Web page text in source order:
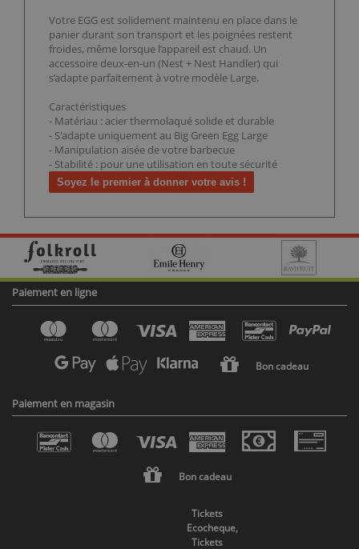
Votre EGG est solidement maintenu en place dans le
panier durant son transport et les poignées restent
froides, même lorsque l’appareil est chaud. Un
accessoire deux-en-un (Nest + Nest Handler) qui
s’adapte parfaitement à votre modèle Large.
Caractéristiques
- Matériau : acier thermolaqué solide et durable
- S'adapte uniquement au Big Green Egg Large
- Manipulation aisée de votre barbecue
- Stabilité : pour une utilisation en toute sécurité
Soyez le premier à donner votre avis !
Paiement en ligne
Bon cadeau
Paiement en magasin
Bon cadeau
Tickets
Ecocheque,
Tickets